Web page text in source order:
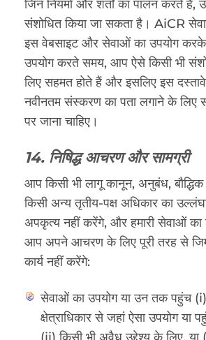
जिन नियमों और शर्तों का पालन करते हैं,
संशोधित किया जा सकता है। AiCR
इस वेबसाइट और सेवाओं का उपयोग
उपयोग करते समय, आप ऐसे किसी भी
लिए सहमत होते हैं और इसलिए इस
नवीनतम संस्करण का पता लगाने के लिए
पर जाना चाहिए।
14. निषिद्ध आचरण और सामग्री
आप किसी भी लागू कानून, अनुबंध, बौद्धिक
किसी अन्य तृतीय-पक्ष अधिकार का
अपकृत्य नहीं करेंगे, और हमारी सेवाओं
आप अपने आचरण के लिए पूरी तरह से
कार्य नहीं करेंगे:
सेवाओं का उपयोग या उन तक पहुंच
क्षेत्राधिकार से जहां ऐसा उपयोग या
(ii) किसी भी अवैध उद्देश्य के लिए, या